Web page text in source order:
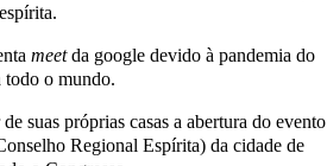
meetda google devido à pandemia do
todo o mundo.
suas próprias casas a abertura do evento
Regional Espírita) da cidade de